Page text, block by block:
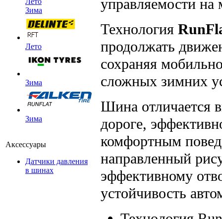
Зима
Лето
Зима
Зима
Аксессуары
Датчики давления
в шинах
управляемости
Технология
продолжать
сохраняя
сложных зимних
Шина отличается
дороге,
комфортным
направленный
эффективному
устойчивость